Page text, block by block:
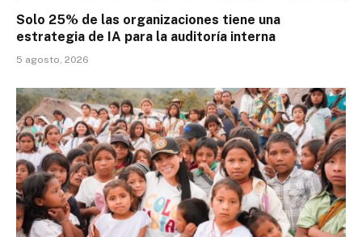
Solo 25% de las organizaciones tiene una
estrategia de IA para la auditoría interna
5 agosto, 2026